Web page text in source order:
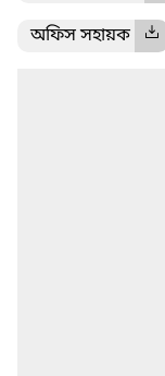
অফিস সহায়ক